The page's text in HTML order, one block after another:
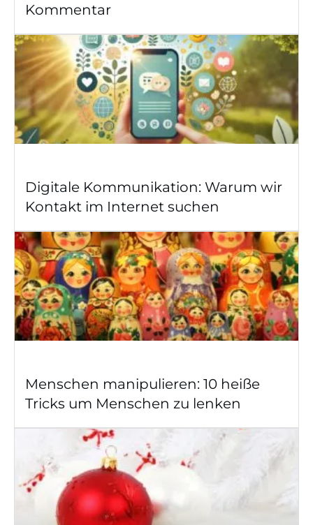
Kommentar
Digitale Kommunikation: Warum wir
Kontakt im Internet suchen
Menschen manipulieren: 10 heiße
Tricks um Menschen zu lenken